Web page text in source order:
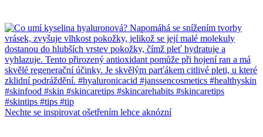
Nechte se inspirovat ošetřením lehce aknózní